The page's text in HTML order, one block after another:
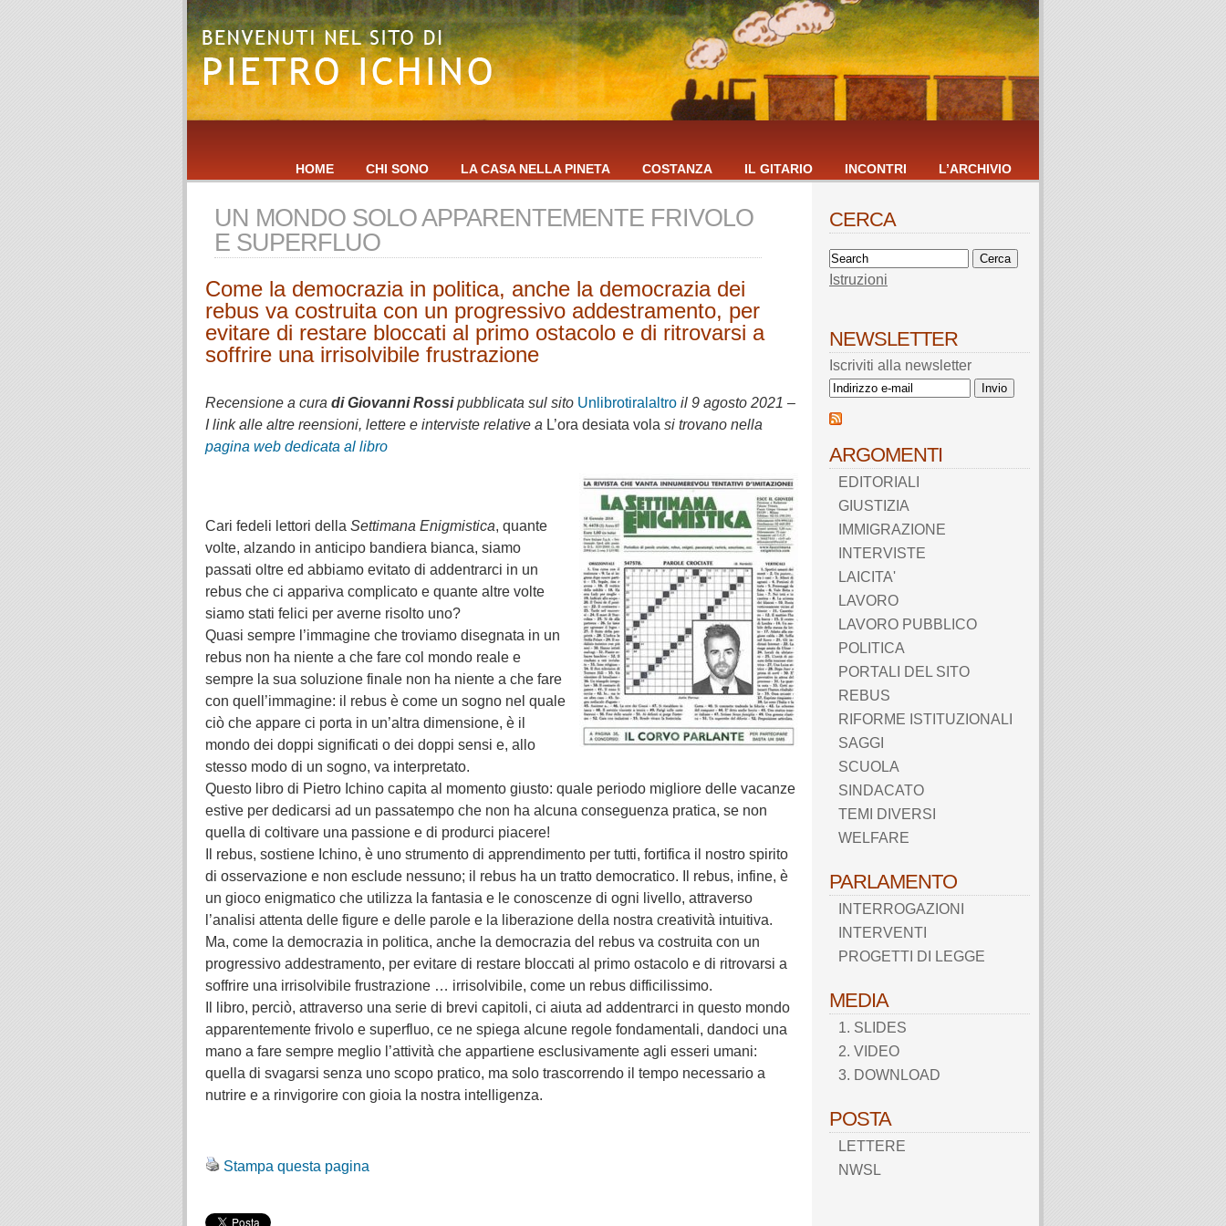
HOME CHI SONO LA CASA NELLA PINETA COSTANZA IL GITARIO INCONTRI L’ARCHIVIO
UN MONDO SOLO APPARENTEMENTE FRIVOLO
E SUPERFLUO
Come la democrazia in politica, anche la democrazia dei
rebus va costruita con un progressivo addestramento, per
evitare di restare bloccati al primo ostacolo e di ritrovarsi a
soffrire una irrisolvibile frustrazione
Recensione a cura di Giovanni Rossipubblicata sul sito Unlibrotiralaltro il 9 agosto 2021 –
I link alle altre reensioni, lettere e interviste relative a L’ora desiata vola si trovano nella
pagina web dedicata al libro
Cari fedeli lettori della Settimana Enigmistica, quante
volte, alzando in anticipo bandiera bianca, siamo
passati oltre ed abbiamo evitato di addentrarci in un
rebus che ci appariva complicato e quante altre volte
siamo stati felici per averne risolto uno?
Quasi sempre l’immagine che troviamo disegnata in un
rebus non ha niente a che fare col mondo reale e
sempre la sua soluzione finale non ha niente a che fare
con quell’immagine: il rebus è come un sogno nel quale
ciò che appare ci porta in un’altra dimensione, è il
mondo dei doppi significati o dei doppi sensi e, allo
stesso modo di un sogno, va interpretato.
Questo libro di Pietro Ichino capita al momento giusto: quale periodo migliore delle vacanze
estive per dedicarsi ad un passatempo che non ha alcuna conseguenza pratica, se non
quella di coltivare una passione e di produrci piacere!
Il rebus, sostiene Ichino, è uno strumento di apprendimento per tutti, fortifica il nostro spirito
di osservazione e non esclude nessuno; il rebus ha un tratto democratico. Il rebus, infine, è
un gioco enigmatico che utilizza la fantasia e le conoscenze di ogni livello, attraverso
l’analisi attenta delle figure e delle parole e la liberazione della nostra creatività intuitiva.
Ma, come la democrazia in politica, anche la democrazia del rebus va costruita con un
progressivo addestramento, per evitare di restare bloccati al primo ostacolo e di ritrovarsi a
soffrire una irrisolvibile frustrazione … irrisolvibile, come un rebus difficilissimo.
Il libro, perciò, attraverso una serie di brevi capitoli, ci aiuta ad addentrarci in questo mondo
apparentemente frivolo e superfluo, ce ne spiega alcune regole fondamentali, dandoci una
mano a fare sempre meglio l’attività che appartiene esclusivamente agli esseri umani:
quella di svagarsi senza uno scopo pratico, ma solo trascorrendo il tempo necessario a
nutrire e a rinvigorire con gioia la nostra intelligenza.
Stampa questa pagina
CERCA
Istruzioni
NEWSLETTER
Iscriviti alla newsletter
ARGOMENTI
EDITORIALI
GIUSTIZIA
IMMIGRAZIONE
INTERVISTE
LAICITA'
LAVORO
LAVORO PUBBLICO
POLITICA
PORTALI DEL SITO
REBUS
RIFORME ISTITUZIONALI
SAGGI
SCUOLA
SINDACATO
TEMI DIVERSI
WELFARE
PARLAMENTO
INTERROGAZIONI
INTERVENTI
PROGETTI DI LEGGE
MEDIA
1. SLIDES
2. VIDEO
3. DOWNLOAD
POSTA
LETTERE
NWSL